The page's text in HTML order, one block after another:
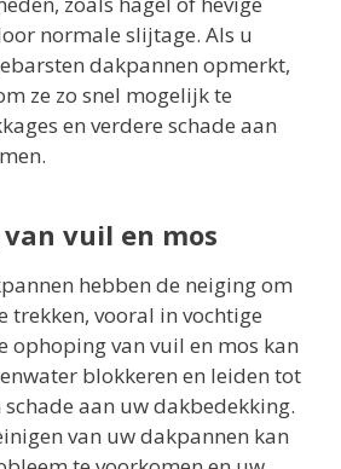
normale slijtage. Als u
dakpannen opmerkt,
ze zo snel mogelijk te
en verdere schade aan
vuil en mos
hebben de neiging om
trekken, vooral in vochtige
ophoping van vuil en mos kan
blokkeren en leiden tot
aan uw dakbedekking.
van uw dakpannen kan